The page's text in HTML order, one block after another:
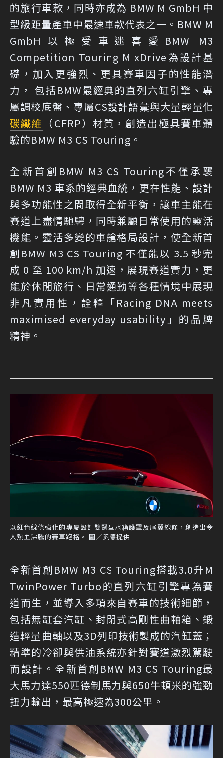
的旅行車款，同時亦成為 BMW M GmbH 中
型級距量產車中最速車款代表之一。BMW M
GmbH以極受車迷喜愛BMW M3
Competition Touring M xDrive為設計基
礎，加入更強烈、更具賽車因子的性能潛
力， 包括BMW最經典的直列六缸引擎、專
屬調校底盤、專屬CS設計語彙與大量輕量化
碳纖維 （CFRP）材質，創造出極具賽車體
驗的BMW M3 CS Touring。
全新首創BMW M3 CS Touring不僅承襲
BMW M3 車系的經典血統，更在性能、設計
與多功能性之間取得全新平衡，讓車主能在
賽道上盡情馳騁，同時兼顧日常使用的靈活
機能。靈活多變的車艙格局設計，使全新首
創BMW M3 CS Touring 不僅能以 3.5 秒完
成 0 至 100 km/h 加速，展現賽道實力，更
能於休閒旅行、日常通勤等各種情境中展現
非凡實用性，詮釋「Racing DNA meets
maximised everyday usability」的品牌
精神。
以紅色線條強化的專屬設計雙腎型水箱護罩及尾翼線條，創造出令
人熱血沸騰的賽車跑格。 圖／汎德提供
全新首創BMW M3 CS Touring搭載3.0升M
TwinPower Turbo的直列六缸引擎專為賽
道而生，並導入多項來自賽車的技術細節，
包括無缸套汽缸、封閉式高剛性曲軸箱、鍛
造輕量曲軸以及3D列印技術製成的汽缸蓋；
精準的冷卻與供油系統亦針對賽道激烈駕駛
而設計。全新首創BMW M3 CS Touring最
大馬力達550匹德制馬力與650牛頓米的強勁
扭力輸出，最高極速為300公里。